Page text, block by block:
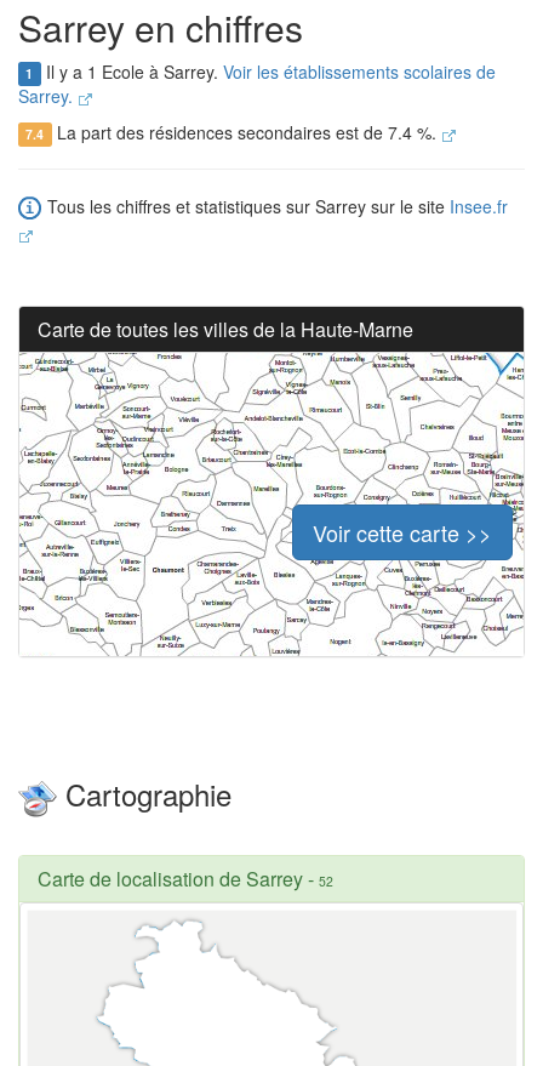
Sarrey en chiffres
1 Il y a 1 Ecole à Sarrey. Voir les établissements scolaires de
Sarrey.
7.4 La part des résidences secondaires est de 7.4 %.
Tous les chiffres et statistiques sur Sarrey sur le site Insee.fr
Carte de toutes les villes de la Haute-Marne
Voir cette carte >>
Cartographie
Carte de localisation de Sarrey- 52